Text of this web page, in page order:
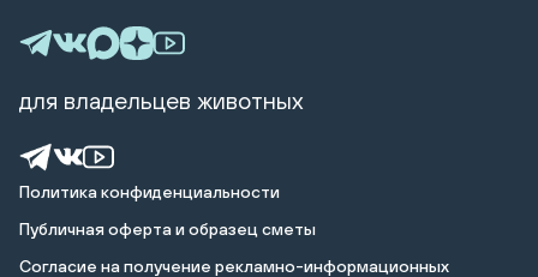
Политика конфиденциальности
Публичная оферта и образец сметы
Cогласие на получение рекламно-информационных
для владельцев животных